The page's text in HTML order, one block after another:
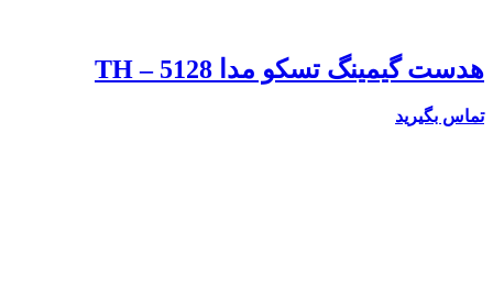
هدست گیمینگ تسکو مدا TH – 5128
تماس بگیرید